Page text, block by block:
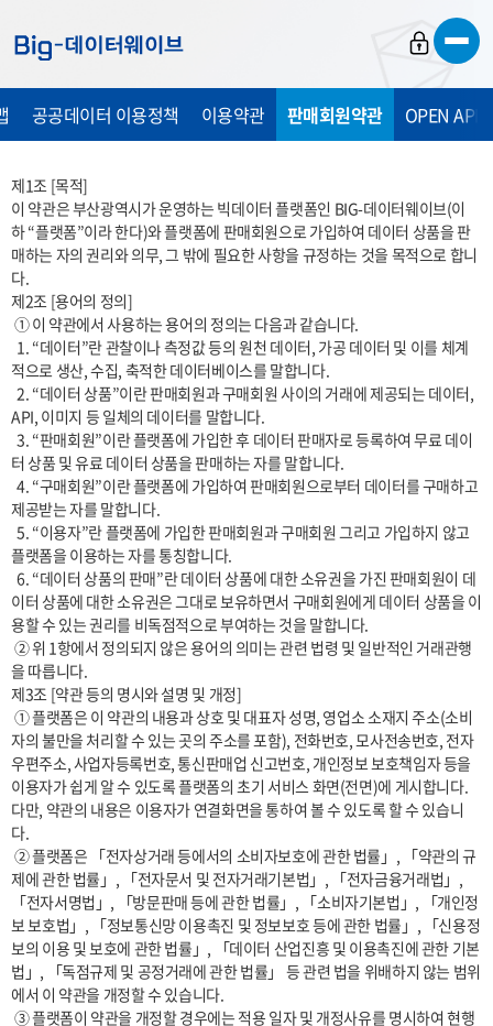
가
기
가
기
가
기
공공데이터 이용정책 이용약관 판매회원약관 OPEN API
제1조 [목적]
이 약관은 부산광역시가 운영하는 빅데이터 플랫폼인 BIG-데이터웨이브(이
하 “플랫폼”이라 한다)와 플랫폼에 판매회원으로 가입하여 데이터 상품을 판
매하는 자의 권리와 의무, 그 밖에 필요한 사항을 규정하는 것을 목적으로 합니
다.
제2조 [용어의 정의]
적으로 생산, 수집, 축적한 데이터베이스를 말합니다.
  2. “데이터 상품”이란 판매회원과 구매회원 사이의 거래에 제공되는 데이터,
API, 이미지 등 일체의 데이터를 말합니다.
  3. “판매회원”이란 플랫폼에 가입한 후 데이터 판매자로 등록하여 무료 데이
터 상품 및 유료 데이터 상품을 판매하는 자를 말합니다.
  4. “구매회원”이란 플랫폼에 가입하여 판매회원으로부터 데이터를 구매하고
제공받는 자를 말합니다.
  5. “이용자”란 플랫폼에 가입한 판매회원과 구매회원 그리고 가입하지 않고
플랫폼을 이용하는 자를 통칭합니다.
  6. “데이터 상품의 판매”란 데이터 상품에 대한 소유권을 가진 판매회원이 데
이터 상품에 대한 소유권은 그대로 보유하면서 구매회원에게 데이터 상품을 이
용할 수 있는 권리를 비독점적으로 부여하는 것을 말합니다.
을 따릅니다.
제3조 [약관 등의 명시와 설명 및 개정]
자의 불만을 처리할 수 있는 곳의 주소를 포함), 전화번호, 모사전송번호, 전자
우편주소, 사업자등록번호, 통신판매업 신고번호, 개인정보 보호책임자 등을
이용자가 쉽게 알 수 있도록 플랫폼의 초기 서비스 화면(전면)에 게시합니다.
다만, 약관의 내용은 이용자가 연결화면을 통하여 볼 수 있도록 할 수 있습니
다.
제에 관한 법률」, 「전자문서 및 전자거래기본법」, 「전자금융거래법」,
「전자서명법」, 「방문판매 등에 관한 법률」, 「소비자기본법」, 「개인정
보 보호법」, 「정보통신망 이용촉진 및 정보보호 등에 관한 법률」, 「신용정
보의 이용 및 보호에 관한 법률」, 「데이터 산업진흥 및 이용촉진에 관한 기본
법」, 「독점규제 및 공정거래에 관한 법률」 등 관련 법을 위배하지 않는 범위
에서 이 약관을 개정할 수 있습니다.